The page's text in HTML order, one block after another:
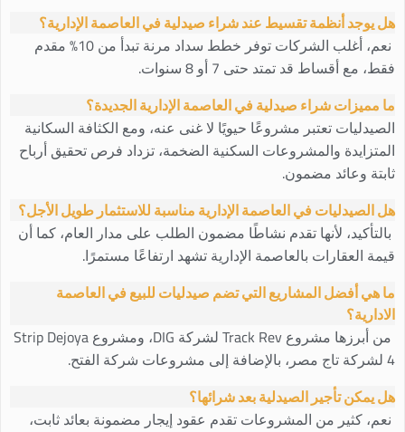
هل يوجد أنظمة تقسيط عند شراء صيدلية في العاصمة الإدارية؟
نعم، أغلب الشركات توفر خطط سداد مرنة تبدأ من 10% مقدم
فقط، مع أقساط قد تمتد حتى 7 أو 8 سنوات.
ما مميزات شراء صيدلية في العاصمة الإدارية الجديدة؟
الصيدليات تعتبر مشروعًا حيويًا لا غنى عنه، ومع الكثافة السكانية
المتزايدة والمشروعات السكنية الضخمة، تزداد فرص تحقيق أرباح
ثابتة وعائد مضمون.
هل الصيدليات في العاصمة الإدارية مناسبة للاستثمار طويل الأجل؟
بالتأكيد، لأنها تقدم نشاطًا مضمون الطلب على مدار العام، كما أن
قيمة العقارات بالعاصمة الإدارية تشهد ارتفاعًا مستمرًا.
ما هي أفضل المشاريع التي تضم صيدليات للبيع في العاصمة
الادارية؟
من أبرزها مشروع Track Rev لشركة DIG، ومشروع Strip Dejoya
4 لشركة تاج مصر، بالإضافة إلى مشروعات شركة الفتح.
هل يمكن تأجير الصيدلية بعد شرائها؟
نعم، كثير من المشروعات تقدم عقود إيجار مضمونة بعائد ثابت،